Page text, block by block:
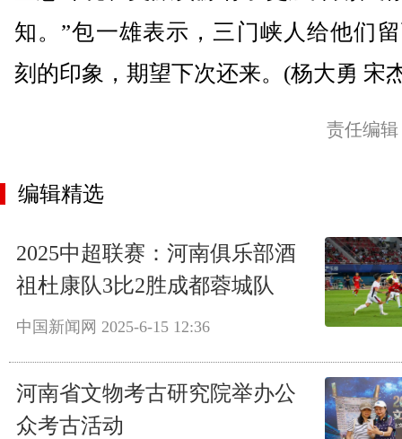
知。”包一雄表示，三门峡人给他们
刻的印象，期望下次还来。(杨大勇 宋
责任编
编辑精选
2025中超联赛：河南俱乐部酒
祖杜康队3比2胜成都蓉城队
中国新闻网 2025-6-15 12:36
河南省文物考古研究院举办公
众考古活动